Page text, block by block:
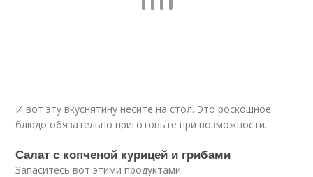
И вот эту вкуснятину несите на стол. Это роскошное
блюдо обязательно приготовьте при возможности.
Салат с копченой курицей и грибами
Запаситесь вот этими продуктами: